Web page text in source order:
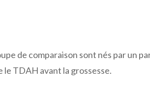
de comparaison sont nés par un
TDAH avant la grossesse.